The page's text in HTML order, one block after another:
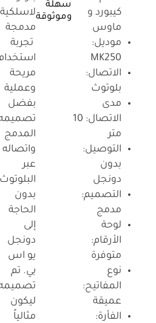
كيبورد و
ماوس
موديل:
MK250
الاتصال:
بلوتوث
مدى
الاتصال: 10
متر
التوصيل:
بدون
دونجل
التصميم:
مدمج
لوحة
الأرقام:
متوفرة
نوع
المفاتيح:
عميقة
الفأرة:
سهلة
وموثوقةلاسلكية
مدمجة
تجربة
مريحة
وعملية
بفضل
المدمج
واتصاله
عبر
البلوتوث
بدون
الحاجة
إلى
دونجل
يو اس
بي. تم
ليكون
مثالياً